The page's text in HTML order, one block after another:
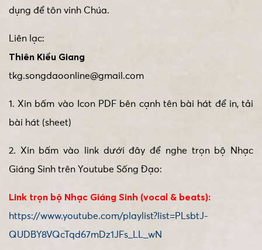
dụng để tôn vinh Chúa.
Liên lạc:
Thiên Kiều Giang
tkg.songdaoonline@gmail.com
1. Xin bấm vào Icon PDF bên cạnh tên bài hát để in, tải
bài hát (sheet)
2. Xin bấm vào link dưới đây để nghe trọn bộ Nhạc
Giáng Sinh trên Youtube Sống Đạo:
Link trọn bộ Nhạc Giáng Sinh (vocal & beats):
https://www.youtube.com/playlist?list=PLsbtJ-
QUDBY8VQcTqd67mDz1JFs_LL_wN